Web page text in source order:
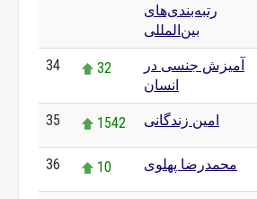
رتبه‌بندی‌های
بین‌المللی
34 32
آمیزش جنسی در
انسان
35 1542 امین زندگانی
36 10 محمدرضا پهلوی